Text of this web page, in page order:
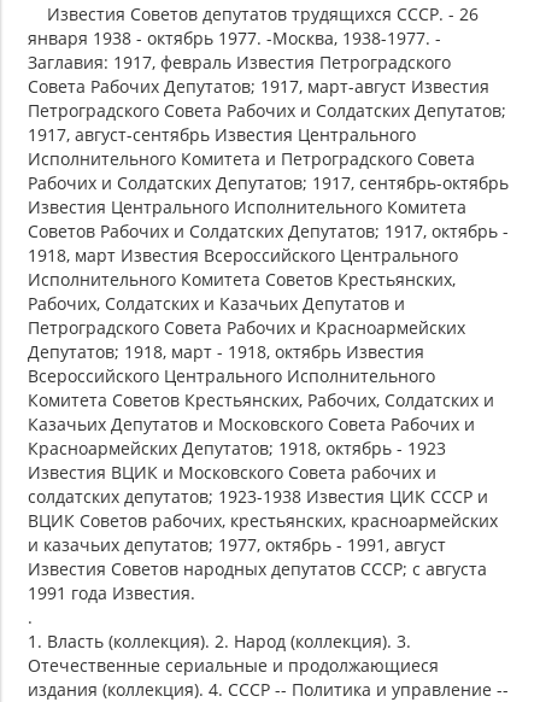
Известия Советов депутатов трудящихся СССР. - 26
января 1938 - октябрь 1977. -Москва, 1938-1977. -
Заглавия: 1917, февраль Известия Петроградского
Совета Рабочих Депутатов; 1917, март-август Известия
Петроградского Совета Рабочих и Солдатских Депутатов;
1917, август-сентябрь Известия Центрального
Исполнительного Комитета и Петроградского Совета
Рабочих и Солдатских Депутатов; 1917, сентябрь-октябрь
Известия Центрального Исполнительного Комитета
Советов Рабочих и Солдатских Депутатов; 1917, октябрь -
1918, март Известия Всероссийского Центрального
Исполнительного Комитета Советов Крестьянских,
Рабочих, Солдатских и Казачьих Депутатов и
Петроградского Совета Рабочих и Красноармейских
Депутатов; 1918, март - 1918, октябрь Известия
Всероссийского Центрального Исполнительного
Комитета Советов Крестьянских, Рабочих, Солдатских и
Казачьих Депутатов и Московского Совета Рабочих и
Красноармейских Депутатов; 1918, октябрь - 1923
Известия ВЦИК и Московского Совета рабочих и
солдатских депутатов; 1923-1938 Известия ЦИК СССР и
ВЦИК Советов рабочих, крестьянских, красноармейских
и казачьих депутатов; 1977, октябрь - 1991, август
Известия Советов народных депутатов СССР; с августа
1991 года Известия.
.
1. Власть (коллекция). 2. Народ (коллекция). 3.
Отечественные сериальные и продолжающиеся
издания (коллекция). 4. СССР -- Политика и управление --